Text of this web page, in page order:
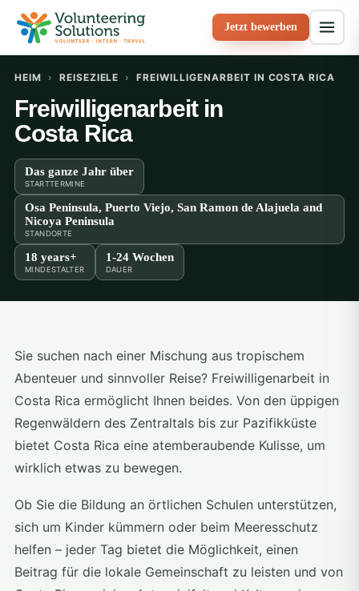
Jetzt bewerben
HEIM › REISEZIELE › FREIWILLIGENARBEIT IN COSTA RICA
Freiwilligenarbeit in
Costa Rica
Das ganze Jahr über
STARTTERMINE
Osa Peninsula, Puerto Viejo, San Ramon de Alajuela and
Nicoya Peninsula
STANDORTE
18 years+
MINDESTALTER
1-24 Wochen
DAUER
Sie suchen nach einer Mischung aus tropischem
Abenteuer und sinnvoller Reise? Freiwilligenarbeit in
Costa Rica ermöglicht Ihnen beides. Von den üppigen
Regenwäldern des Zentraltals bis zur Pazifikküste
bietet Costa Rica eine atemberaubende Kulisse, um
wirklich etwas zu bewegen.
Ob Sie die Bildung an örtlichen Schulen unterstützen,
sich um Kinder kümmern oder beim Meeresschutz
helfen – jeder Tag bietet die Möglichkeit, einen
Beitrag für die lokale Gemeinschaft zu leisten und von